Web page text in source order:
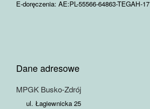
E-doręczenia: AE:PL-55566-64863-TEGAH-17
Dane adresowe
MPGK Busko-Zdrój
ul. Łagiewnicka 25